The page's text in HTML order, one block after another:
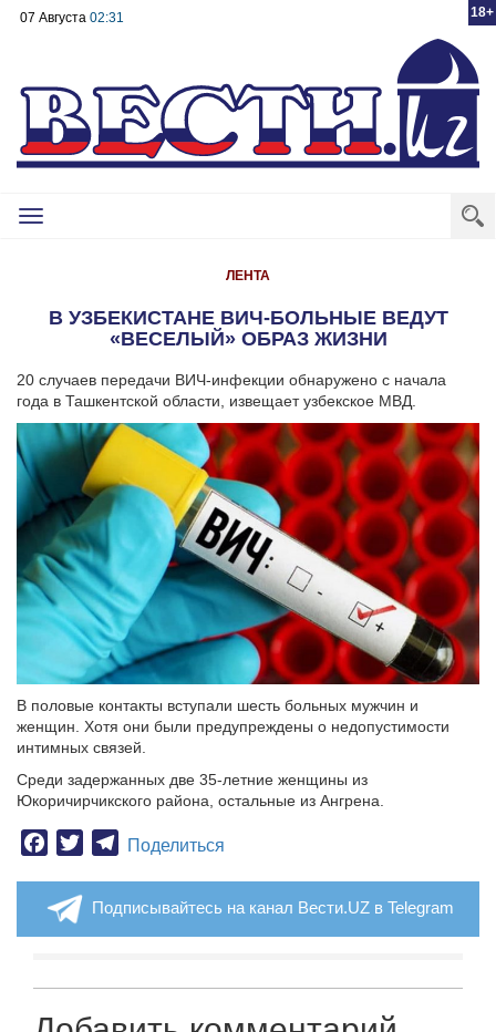
18+
07 Августа 02:31
Toggle
ЛЕНТА
В УЗБЕКИСТАНЕ ВИЧ-БОЛЬНЫЕ ВЕДУТ
«ВЕСЕЛЫЙ» ОБРАЗ ЖИЗНИ
20 случаев передачи ВИЧ-инфекции обнаружено с начала
года в Ташкентской области, извещает узбекское МВД.
В половые контакты вступали шесть больных мужчин и
женщин. Хотя они были предупреждены о недопустимости
интимных связей.
Среди задержанных две 35-летние женщины из
Юкоричирчикского района, остальные из Ангрена.
Facebook
TwitterTelegram
Поделиться
Подписывайтесь на канал Вести.UZ в Telegram